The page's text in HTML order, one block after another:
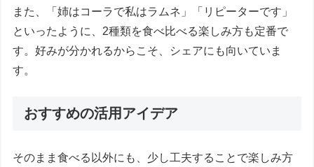
また、「姉はコーラで私はラムネ」「リピーターです」
といったように、2種類を食べ比べる楽しみ方も定番で
す。好みが分かれるからこそ、シェアにも向いていま
す。
おすすめの活用アイデア
そのまま食べる以外にも、少し工夫することで楽しみ方